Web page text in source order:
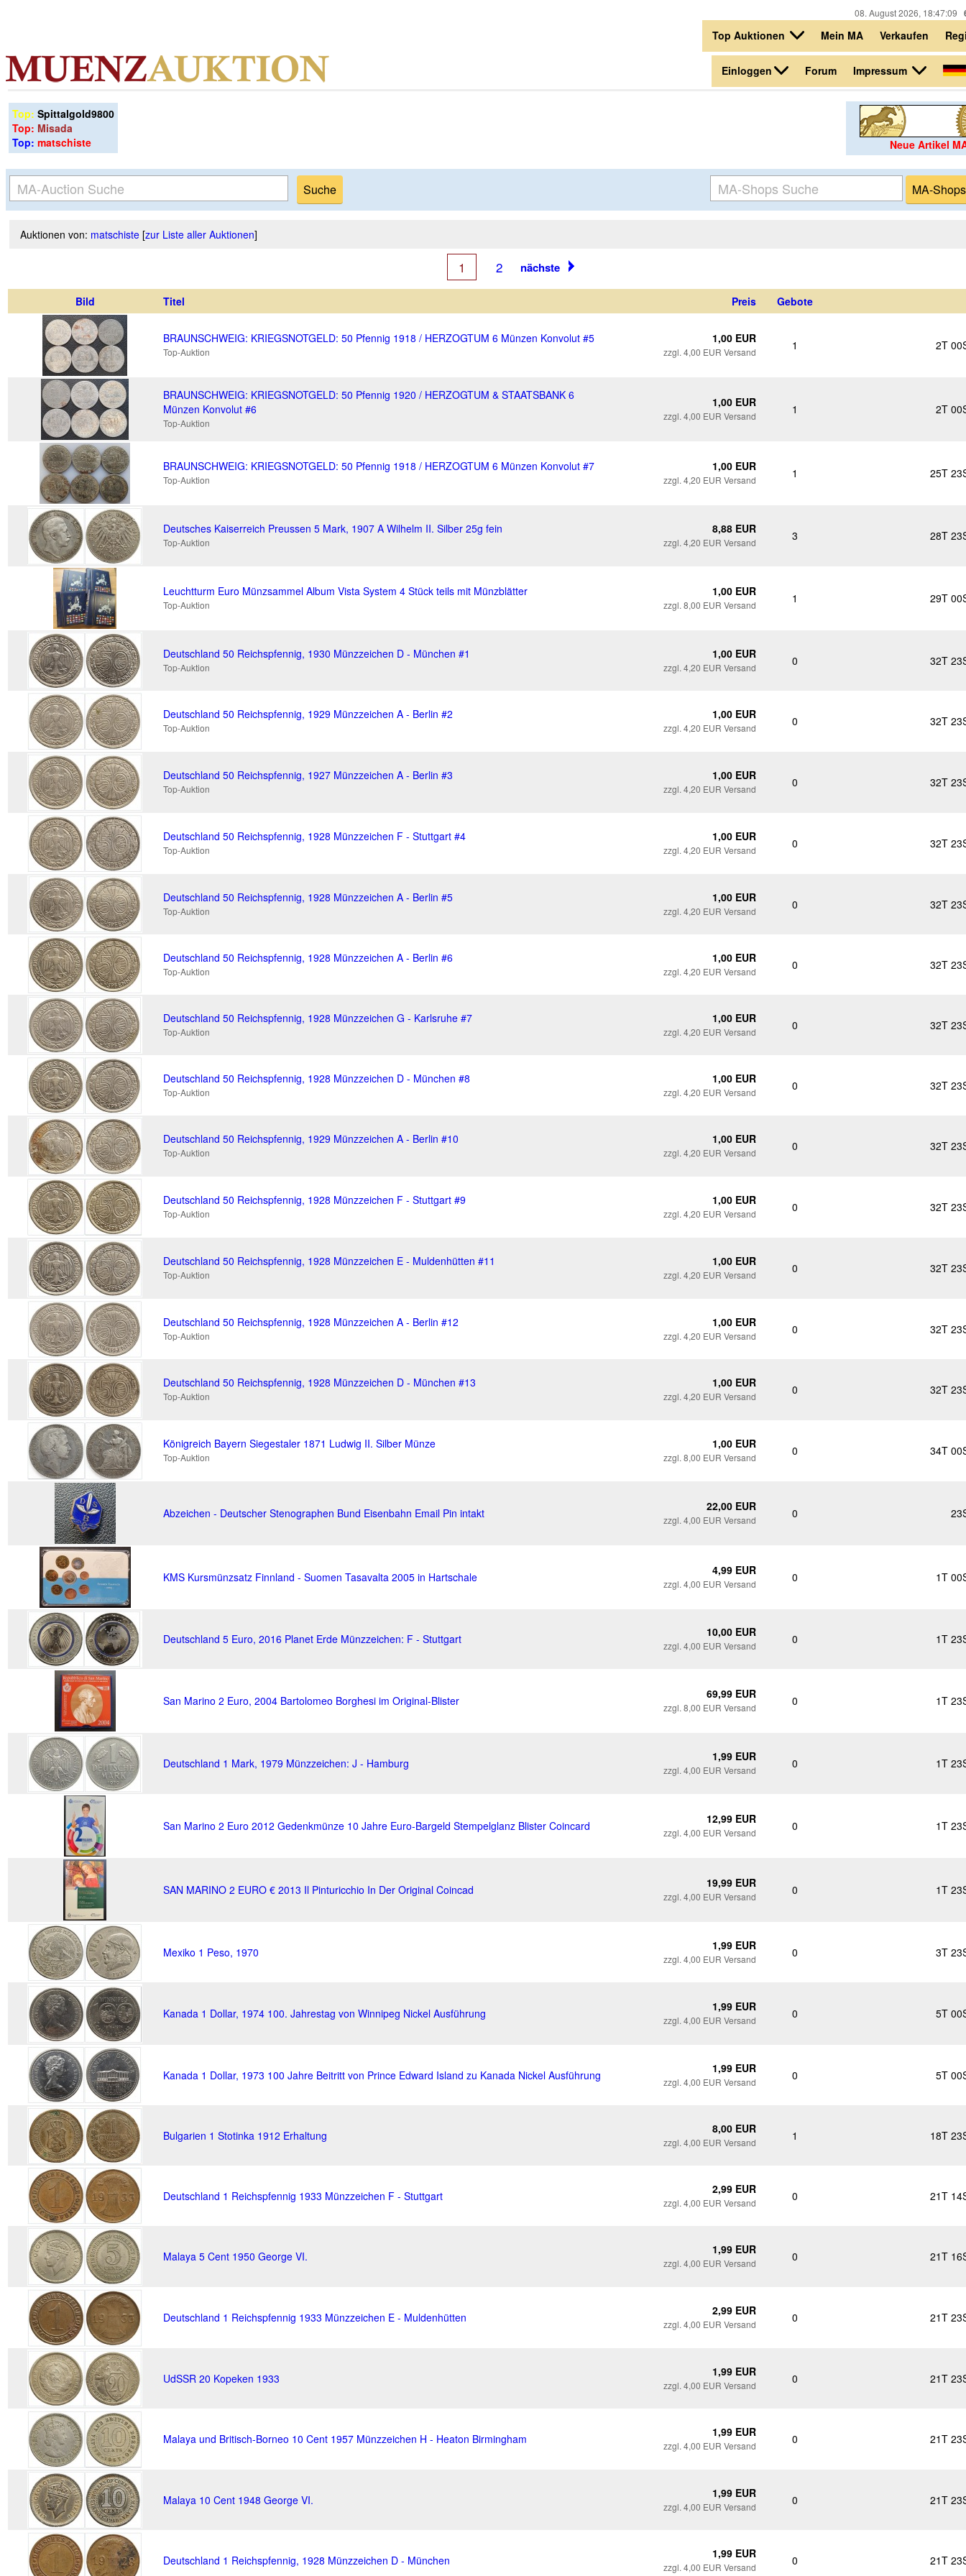
08. August 2026, 18:47:09
Top Auktionen Mein MA Verkaufen
Einloggen Forum Impressum
Top: Spittalgold9800
Top: Misada
Top: matschiste Neue Artikel
Auktionen von: matschiste [zur Liste aller Auktionen]
1 2 nächste
Bild Titel Preis Gebote
BRAUNSCHWEIG: KRIEGSNOTGELD: 50 Pfennig 1918 / HERZOGTUM 6 Münzen Konvolut #5
Top-Auktion
1,00 EUR
zzgl. 4,00 EUR Versand 1 2T
BRAUNSCHWEIG: KRIEGSNOTGELD: 50 Pfennig 1920 / HERZOGTUM & STAATSBANK 6
Münzen Konvolut #6
Top-Auktion
1,00 EUR
zzgl. 4,00 EUR Versand 1 2T
BRAUNSCHWEIG: KRIEGSNOTGELD: 50 Pfennig 1918 / HERZOGTUM 6 Münzen Konvolut #7
Top-Auktion
1,00 EUR
zzgl. 4,20 EUR Versand 1 25T
Deutsches Kaiserreich Preussen 5 Mark, 1907 A Wilhelm II. Silber 25g fein
Top-Auktion
8,88 EUR
zzgl. 4,20 EUR Versand 3 28T
Leuchtturm Euro Münzsammel Album Vista System 4 Stück teils mit Münzblätter
Top-Auktion
1,00 EUR
zzgl. 8,00 EUR Versand 1 29T
Deutschland 50 Reichspfennig, 1930 Münzzeichen D - München #1
Top-Auktion
1,00 EUR
zzgl. 4,20 EUR Versand 0 32T
Deutschland 50 Reichspfennig, 1929 Münzzeichen A - Berlin #2
Top-Auktion
1,00 EUR
zzgl. 4,20 EUR Versand 0 32T
Deutschland 50 Reichspfennig, 1927 Münzzeichen A - Berlin #3
Top-Auktion
1,00 EUR
zzgl. 4,20 EUR Versand 0 32T
Deutschland 50 Reichspfennig, 1928 Münzzeichen F - Stuttgart #4
Top-Auktion
1,00 EUR
zzgl. 4,20 EUR Versand 0 32T
Deutschland 50 Reichspfennig, 1928 Münzzeichen A - Berlin #5
Top-Auktion
1,00 EUR
zzgl. 4,20 EUR Versand 0 32T
Deutschland 50 Reichspfennig, 1928 Münzzeichen A - Berlin #6
Top-Auktion
1,00 EUR
zzgl. 4,20 EUR Versand 0 32T
Deutschland 50 Reichspfennig, 1928 Münzzeichen G - Karlsruhe #7
Top-Auktion
1,00 EUR
zzgl. 4,20 EUR Versand 0 32T
Deutschland 50 Reichspfennig, 1928 Münzzeichen D - München #8
Top-Auktion
1,00 EUR
zzgl. 4,20 EUR Versand 0 32T
Deutschland 50 Reichspfennig, 1929 Münzzeichen A - Berlin #10
Top-Auktion
1,00 EUR
zzgl. 4,20 EUR Versand 0 32T
Deutschland 50 Reichspfennig, 1928 Münzzeichen F - Stuttgart #9
Top-Auktion
1,00 EUR
zzgl. 4,20 EUR Versand 0 32T
Deutschland 50 Reichspfennig, 1928 Münzzeichen E - Muldenhütten #11
Top-Auktion
1,00 EUR
zzgl. 4,20 EUR Versand 0 32T
Deutschland 50 Reichspfennig, 1928 Münzzeichen A - Berlin #12
Top-Auktion
1,00 EUR
zzgl. 4,20 EUR Versand 0 32T
Deutschland 50 Reichspfennig, 1928 Münzzeichen D - München #13
Top-Auktion
1,00 EUR
zzgl. 4,20 EUR Versand 0 32T
Königreich Bayern Siegestaler 1871 Ludwig II. Silber Münze
Top-Auktion
1,00 EUR
zzgl. 8,00 EUR Versand 0 34T
Abzeichen - Deutscher Stenographen Bund Eisenbahn Email Pin intakt 22,00 EUR
zzgl. 4,00 EUR Versand 0
KMS Kursmünzsatz Finnland - Suomen Tasavalta 2005 in Hartschale 4,99 EUR
zzgl. 4,00 EUR Versand 0 1T
Deutschland 5 Euro, 2016 Planet Erde Münzzeichen: F - Stuttgart 10,00 EUR
zzgl. 4,00 EUR Versand 0 1T
San Marino 2 Euro, 2004 Bartolomeo Borghesi im Original-Blister 69,99 EUR
zzgl. 8,00 EUR Versand 0 1T
Deutschland 1 Mark, 1979 Münzzeichen: J - Hamburg 1,99 EUR
zzgl. 4,00 EUR Versand 0 1T
San Marino 2 Euro 2012 Gedenkmünze 10 Jahre Euro-Bargeld Stempelglanz Blister Coincard 12,99 EUR
zzgl. 4,00 EUR Versand 0 1T
SAN MARINO 2 EURO € 2013 Il Pinturicchio In Der Original Coincad 19,99 EUR
zzgl. 4,00 EUR Versand 0 1T
Mexiko 1 Peso, 1970 1,99 EUR
zzgl. 4,00 EUR Versand 0 3T
Kanada 1 Dollar, 1974 100. Jahrestag von Winnipeg Nickel Ausführung 1,99 EUR
zzgl. 4,00 EUR Versand 0 5T
Kanada 1 Dollar, 1973 100 Jahre Beitritt von Prince Edward Island zu Kanada Nickel Ausführung 1,99 EUR
zzgl. 4,00 EUR Versand 0 5T
Bulgarien 1 Stotinka 1912 Erhaltung 8,00 EUR
zzgl. 4,00 EUR Versand 1 18T
Deutschland 1 Reichspfennig 1933 Münzzeichen F - Stuttgart 2,99 EUR
zzgl. 4,00 EUR Versand 0 21T
Malaya 5 Cent 1950 George VI. 1,99 EUR
zzgl. 4,00 EUR Versand 0 21T
Deutschland 1 Reichspfennig 1933 Münzzeichen E - Muldenhütten 2,99 EUR
zzgl. 4,00 EUR Versand 0 21T
UdSSR 20 Kopeken 1933 1,99 EUR
zzgl. 4,00 EUR Versand 0 21T
Malaya und Britisch-Borneo 10 Cent 1957 Münzzeichen H - Heaton Birmingham 1,99 EUR
zzgl. 4,00 EUR Versand 0 21T
Malaya 10 Cent 1948 George VI. 1,99 EUR
zzgl. 4,00 EUR Versand 0 21T
Deutschland 1 Reichspfennig, 1928 Münzzeichen D - München 1,99 EUR
zzgl. 4,00 EUR Versand 0 21T